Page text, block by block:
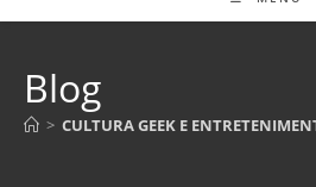
Blog
> CULTURA GEEK E